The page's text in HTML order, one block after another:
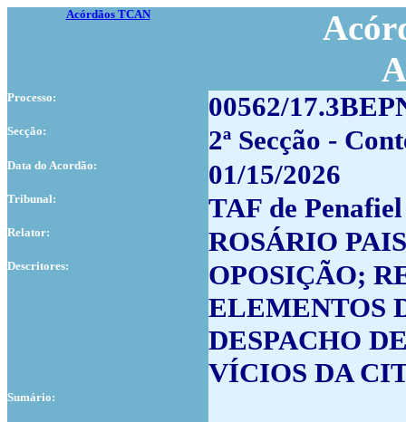
Acórdãos TCAN
Processo: 00562/
Secção: 2ª Secção -
Data do Acordão: 01/15/2026
Tribunal: TAF de Penafiel
Relator: ROSÁRIO PAIS
Descritores:
OPOSIÇÃO;
ELEMENTOS
DESPACHO
VÍCIOS DA
Sumário: